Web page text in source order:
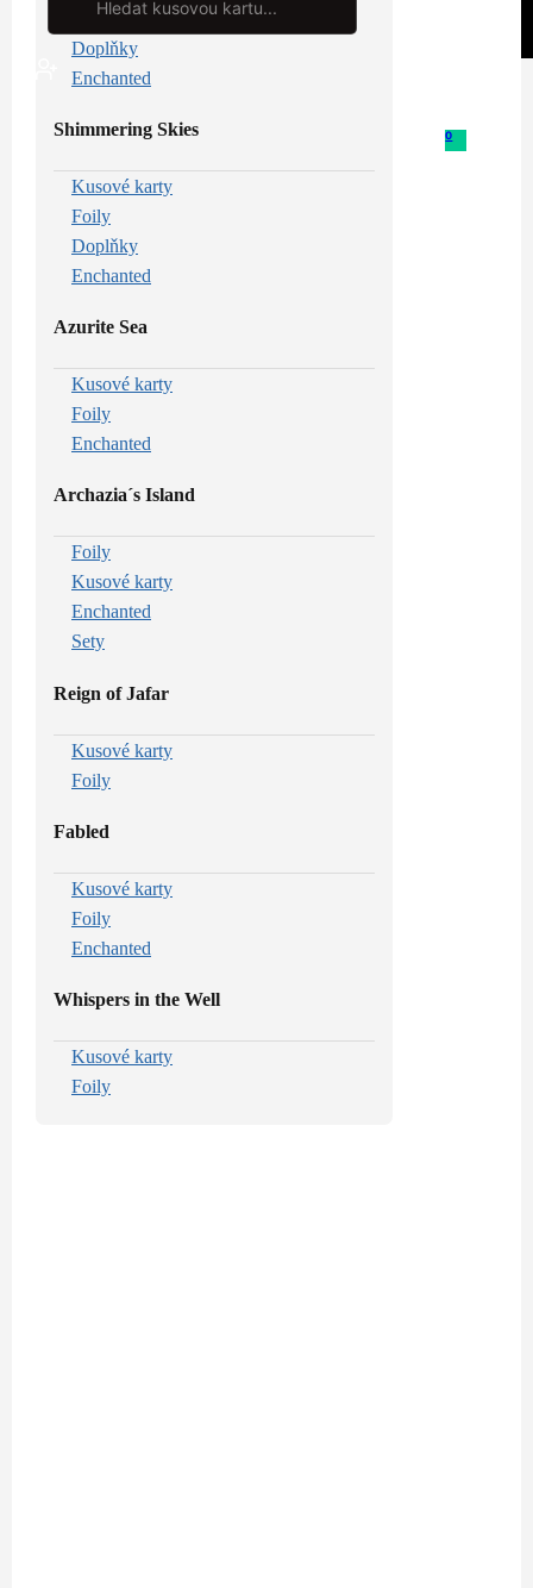
0
Foily
Doplňky
Enchanted
Shimmering Skies
Kusové karty
Foily
Doplňky
Enchanted
Azurite Sea
Kusové karty
Foily
Enchanted
Archazia´s Island
Foily
Kusové karty
Enchanted
Sety
Reign of Jafar
Kusové karty
Foily
Fabled
Kusové karty
Foily
Enchanted
Whispers in the Well
Kusové karty
Foily